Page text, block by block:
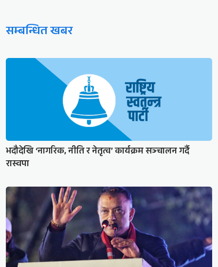
सम्बन्धित खबर
भदौदेखि ‘नागरिक, नीति र नेतृत्व’ कार्यक्रम सञ्चालन गर्दै
रास्वपा